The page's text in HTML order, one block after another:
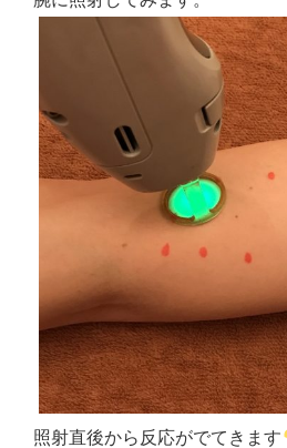
照射直後から反応がでてきます